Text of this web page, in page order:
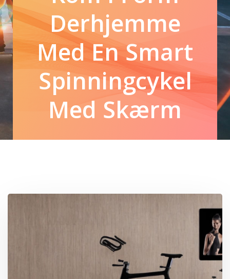
Derhjemme
Med En Smart
Spinningcykel
Med Skærm